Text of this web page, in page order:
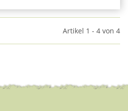
Artikel 1 - 4 von 4